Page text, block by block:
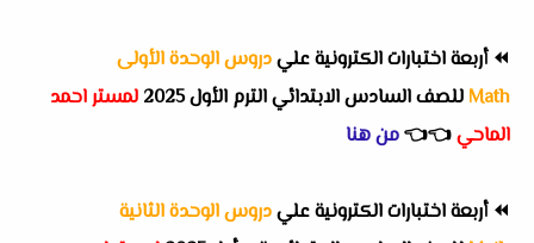
⏪أربعة اختبارات الكترونية عليدروس الوحدة الأولى
Math للصف السادس الابتدائي الترم الأول 2025
لمستر احمد
الماحي👈
👈من هنا
⏪أربعة اختبارات الكترونية عليدروس الوحدة الثانية